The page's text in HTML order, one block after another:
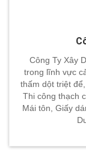
Công Ty Xây
trong lĩnh vực
thấm dột triệt
Thi công thạch
Mái tôn, Giấy